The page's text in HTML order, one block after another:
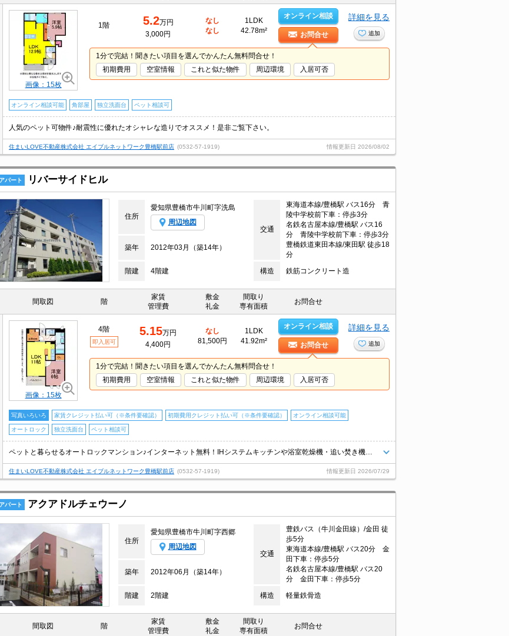
画像：15枚
1階 5.2万円
3,000円
なし
なし
1LDK
42.78m²
オンライン相談
お問合せ
詳細を見る
追加
1分で完結！聞きたい項目を選んでかんたん無料問合せ！
初期費用
空室情報 これと似た物件 周辺環境 入居可否
オンライン相談可能 角部屋 独立洗面台 ペット相談可
人気のペット可物件♪耐震性に優れたオシャレな造りでオススメ！是非ご覧下さい。
住まいLOVE不動産株式会社 エイブルネットワーク豊橋駅前店 (0532-57-1919) 情報更新日 2026/08/02
パート リバーサイドヒル
住所
愛知県豊橋市牛川町字洗島
周辺地図
交通
東海道本線/豊橋駅 バス16分 青
陵中学校前下車：停歩3分
名鉄名古屋本線/豊橋駅 バス16
分 青陵中学校前下車：停歩3分
豊橋鉄道東田本線/東田駅 徒歩18
分
築年 2012年03月（築14年）
階建 4階建 構造 鉄筋コンクリート造
間取図 階
家賃
管理費
敷金
礼金
間取り
専有面積
お問合せ
画像：15枚
4階
即入居可
5.15万円
4,400円
なし
81,500円
1LDK
41.92m²
オンライン相談
お問合せ
詳細を見る
追加
1分で完結！聞きたい項目を選んでかんたん無料問合せ！
初期費用
空室情報 これと似た物件 周辺環境 入居可否
写真いろいろ 家賃クレジット払い可（※条件要確認） 初期費用クレジット払い可（※条件要確認） オンライン相談可能
オートロック 独立洗面台 ペット相談可
住まいLOVE不動産株式会社 エイブルネットワーク豊橋駅前店 (0532-57-1919) 情報更新日 2026/07/29
パート アクアドルチェウーノ
住所
愛知県豊橋市牛川町字西郷
周辺地図
交通
豊鉄バス（牛川金田線）/金田 徒
歩5分
東海道本線/豊橋駅 バス20分 金
田下車：停歩5分
名鉄名古屋本線/豊橋駅 バス20
分 金田下車：停歩5分
築年 2012年06月（築14年）
階建 2階建 構造 軽量鉄骨造
間取図 階
家賃
管理費
敷金
礼金
間取り
専有面積
お問合せ